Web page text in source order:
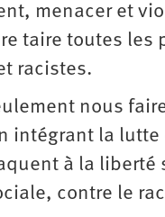
menacer et
taire toutes les
racistes.
nous
intégrant la
à la
contre le